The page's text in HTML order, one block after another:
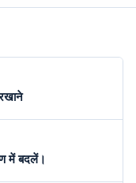
में बदलें।